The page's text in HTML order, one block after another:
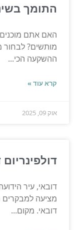
התומך
האם אתם
מותשים? לבחור
ההשקעה הכי...
קרא עוד »
אוק 09, 2025
דובאי, עיר
מציעה למבקרים
דובאי. מקום...